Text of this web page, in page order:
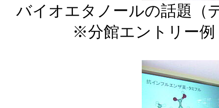
バイオエタノールの話題
※分館エントリー例